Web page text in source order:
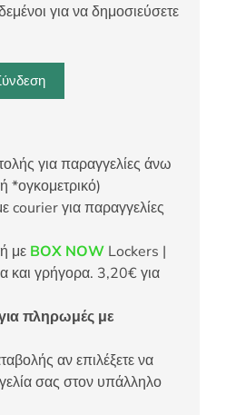
για να δημοσιεύσετε
για παραγγελίες άνω
*ογκομετρικό)
courier για παραγγελίες
με BOX NOW Lockers |
γρήγορα. 3,20€ για
πληρωμές με
αν επιλέξετε να
σας στον υπάλληλο